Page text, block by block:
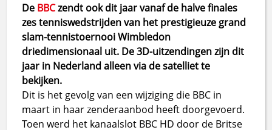
De BBCzendt ook dit jaar vanaf de halve finales
zes tenniswedstrijden van het prestigieuze grand
slam-tennistoernooi Wimbledon
driedimensionaal uit. De 3D-uitzendingen zijn dit
jaar in Nederland alleen via de satelliet te
bekijken.
Dit is het gevolg van een wijziging die BBC in
maart in haar zenderaanbod heeft doorgevoerd.
Toen werd het kanaalslot BBC HD door de Britse